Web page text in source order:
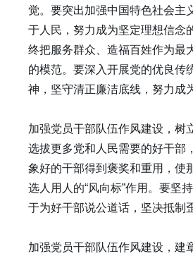
觉。要突出加强中国特色社会主
于人民，努力成为坚定理想信念
终把服务群众、造福百姓作为最
的模范。要深入开展党的优良传
神，坚守清正廉洁底线，努力成
加强党员干部队伍作风建设，树
选拔更多党和人民需要的好干部
象好的干部得到褒奖和重用，使
选人用人的“风向标”作用。要坚
于为好干部说公道话，坚决抵制
加强党员干部队伍作风建设，建